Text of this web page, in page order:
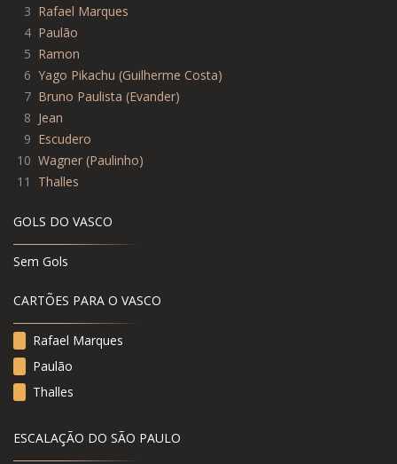
3 Rafael Marques
4 Paulão
5 Ramon
6 Yago Pikachu (Guilherme Costa)
7 Bruno Paulista (Evander)
8 Jean
9 Escudero
10 Wagner (Paulinho)
11
Thalles
GOLS DO VASCO
Sem Gols
CARTÕES PARA O VASCO
Rafael Marques
Paulão
Thalles
ESCALAÇÃO DO SÃO PAULO